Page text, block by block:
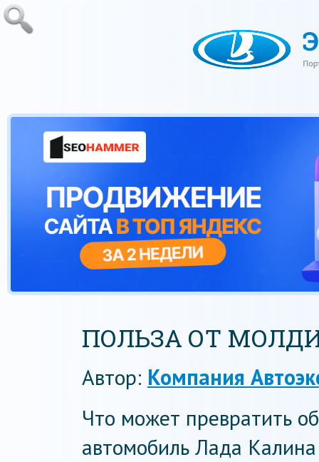
ПОЛЬЗА ОТ
Автор: Компания
Что может превратить
автомобиль Лада